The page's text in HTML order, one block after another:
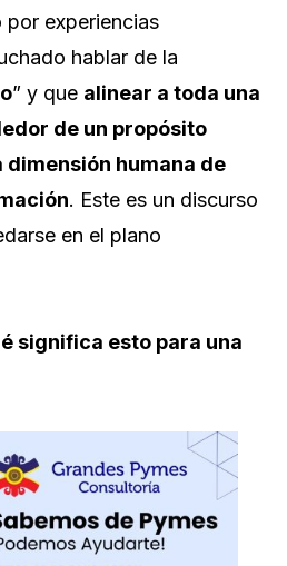
por experiencias
hablar de la
” y que alinear a toda una
de un propósito
dimensión humana de
. Este es un discurso
en el plano
significa esto para una